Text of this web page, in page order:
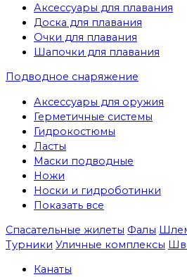
Аксессуары для плавания
Доска для плавания
Очки для плавания
Шапочки для плавания
Подводное снаряжение
Аксессуары для оружия
Герметичные системы
Гидрокостюмы
Ласты
Маски подводные
Ножи
Носки и гидроботинки
Показать все
Спасательные жилеты Фалы
Турники Уличные комплексы
Канаты